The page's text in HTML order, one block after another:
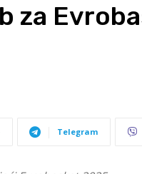
za
Telegram